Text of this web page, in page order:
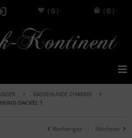
( 0 )
( 0 )
RASSEHUNDE CHARMS
DACKEL 1
Vorheriger Nächster